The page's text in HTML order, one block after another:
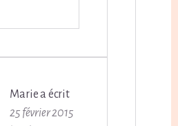
Mariea écrit
25 février 2015